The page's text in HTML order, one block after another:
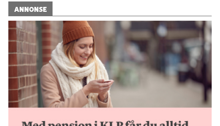
ANNONSE